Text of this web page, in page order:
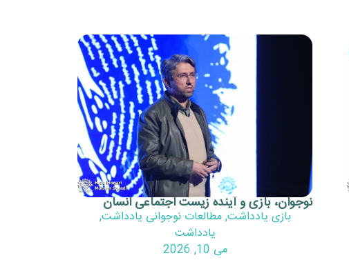
نوجوان، بازی و آینده زیست اجتماعی انسان
بازی یادداشت,مطالعات نوجوانی یادداشت,
یادداشت
می 10, 2026